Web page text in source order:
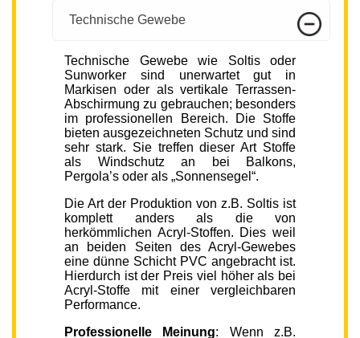
Technische Gewebe
Technische Gewebe wie Soltis oder
Sunworker sind unerwartet gut in
Markisen oder als vertikale Terrassen-
Abschirmung zu gebrauchen; besonders
im professionellen Bereich. Die Stoffe
bieten ausgezeichneten Schutz und sind
sehr stark. Sie treffen dieser Art Stoffe
als Windschutz an bei Balkons,
Pergola’s oder als „Sonnensegel“.
Die Art der Produktion von z.B. Soltis ist
komplett anders als die von
herkömmlichen Acryl-Stoffen. Dies weil
an beiden Seiten des Acryl-Gewebes
eine dünne Schicht PVC angebracht ist.
Hierdurch ist der Preis viel höher als bei
Acryl-Stoffe mit einer vergleichbaren
Performance.
Professionelle Meinung: Wenn z.B.